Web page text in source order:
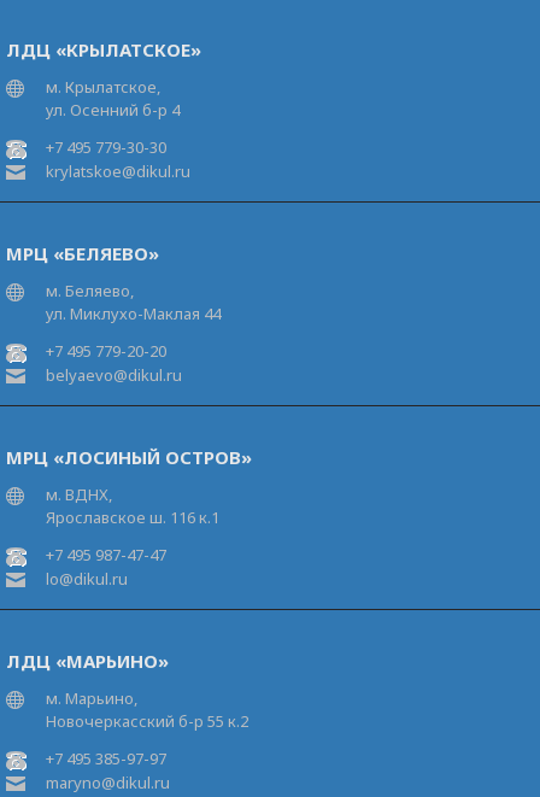
ЛДЦ «КРЫЛАТСКОЕ»
м. Крылатское,
ул. Осенний б-р 4
+7 495 779-30-30
krylatskoe@dikul.ru
МРЦ «БЕЛЯЕВО»
м. Беляево,
ул. Миклухо-Маклая 44
+7 495 779-20-20
belyaevo@dikul.ru
МРЦ «ЛОСИНЫЙ ОСТРОВ»
м. ВДНХ,
Ярославское ш. 116 к.1
+7 495 987-47-47
lo@dikul.ru
ЛДЦ «МАРЬИНО»
м. Марьино,
Новочеркасский б-р 55 к.2
+7 495 385-97-97
maryno@dikul.ru